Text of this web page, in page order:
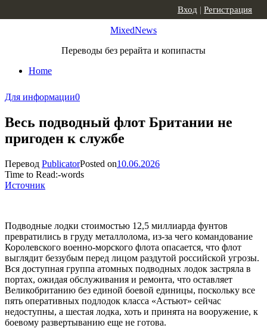
MixedNews
Переводы без рерайта и копипасты
Home
Вход | Регистрация
Для информации0
Весь подводный флот Британии не
пригоден к службе
Перевод PublicatorPosted on10.06.2026
Time to Read:-words
Источник
Подводные лодки стоимостью 12,5 миллиарда фунтов
превратились в груду металлолома, из-за чего командование
Королевского военно-морского флота опасается, что флот
выглядит беззубым перед лицом раздутой российской угрозы.
Вся доступная группа атомных подводных лодок застряла в
портах, ожидая обслуживания и ремонта, что оставляет
Великобританию без единой боевой единицы, поскольку все
пять оперативных подлодок класса «Астьют» сейчас
недоступны, а шестая лодка, хоть и принята на вооружение, к
боевому развертыванию еще не готова.